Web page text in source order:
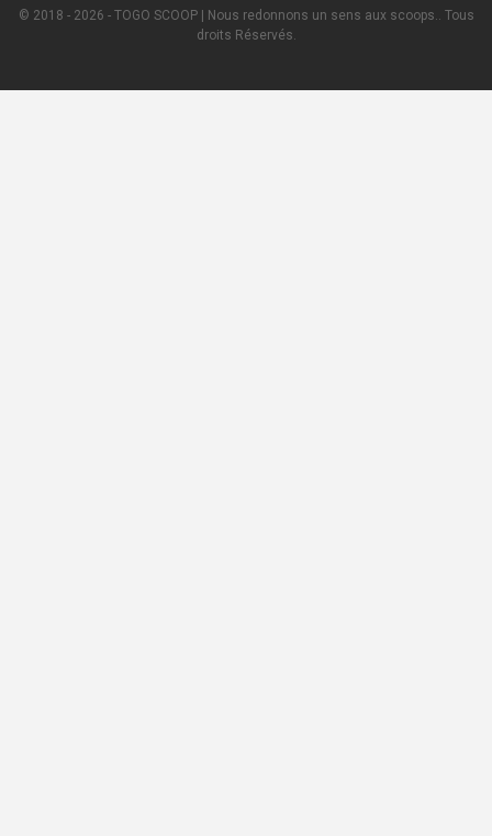
© 2018 - 2026 - TOGO SCOOP | Nous redonnons un sens aux scoops.. Tous
droits Réservés.